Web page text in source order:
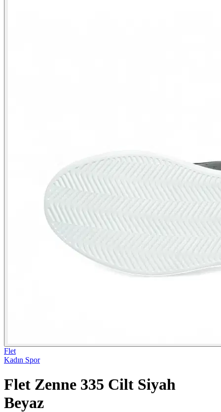
Flet
Kadın Spor
Flet Zenne 335 Cilt Siyah
Beyaz